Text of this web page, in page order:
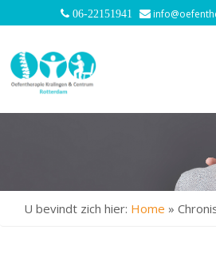
06-22151941
U bevindt zich hier: Home »